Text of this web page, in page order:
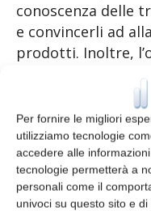
Per fornire le migliori
utilizziamo tecnologie
accedere alle
tecnologie permetterà a
personali come il
univoci su questo sito e
conoscenza delle
e convincerli ad
prodotti. Inoltre,
In termini di
raggiungere oltre
12.000 contatti
3.300 animazioni
10 partecipazioni
stampa.